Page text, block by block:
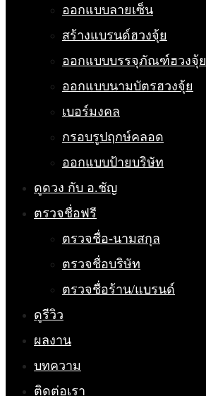
ออกแบบลายเซ็น
สร้างแบรนด์ฮวงจุ้ย
ออกแบบบรรจุภัณฑ์ฮวงจุ้ย
ออกแบบนามบัตรฮวงจุ้ย
เบอร์มงคล
กรอบรูปฤกษ์คลอด
ออกแบบป้ายบริษัท
ดูดวง กับ อ.ชัญ
ตรวจชื่อฟรี
ตรวจชื่อ-นามสกุล
ตรวจชื่อบริษัท
ตรวจชื่อร้าน/แบรนด์
ดูรีวิว
ผลงาน
บทความ
ติดต่อเรา